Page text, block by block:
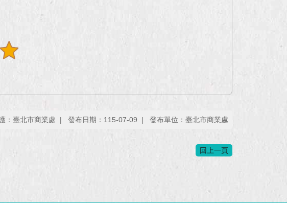
：臺北市商業處 發布日期：115-07-09 發布單位：臺北市商業處
回上一頁